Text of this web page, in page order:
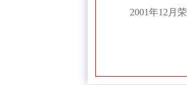
2001年12月